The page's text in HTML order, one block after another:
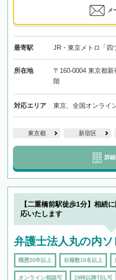
メ
最寄駅 JR・東京メトロ「四
所在地
〒160-0004 東京都
階
対応エリア 東京、全国オンライ
東京都 新宿区
詳
【二重橋前駅徒歩1分】相続
応いたします
弁護士法人丸の内
職歴20年以上 在籍数10名以上
オンライン相談可 19時以降TEL可